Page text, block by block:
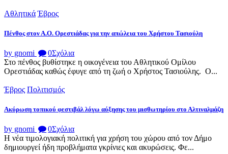
Αθλητικά Έβρος
Πένθος στον Α.Ο. Ορεστιάδας για την απώλεια του Χρήστου Τασιούλη
by gnomi 0Σχόλια
Στο πένθος βυθίστηκε η οικογένεια του Αθλητικού Ομίλου
Ορεστιάδας καθώς έφυγε από τη ζωή ο Χρήστος Τασιούλης. Ο...
Έβρος Πολιτισμός
Ακύρωση τοπικού φεστιβάλ λόγω αύξησης του μισθωτηρίου στο Αλτιναλμάζη
by gnomi 0Σχόλια
Η νέα τιμολογιακή πολιτική για χρήση του χώρου από τον Δήμο
δημιουργεί ήδη προβλήματα γκρίνιες και ακυρώσεις. Φε...